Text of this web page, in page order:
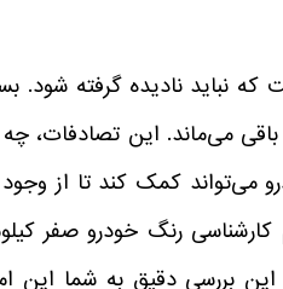
نباید نادیده گرفته شود.
باقی می‌ماند. این
می‌تواند کمک کند تا از
رنگ خودرو صفر
این بررسی دقیق به شما این